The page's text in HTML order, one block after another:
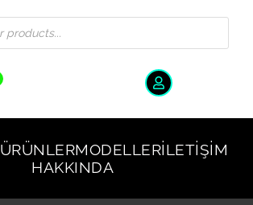
ÜRÜNLERMODELLERİLETIŞIM
HAKKINDA